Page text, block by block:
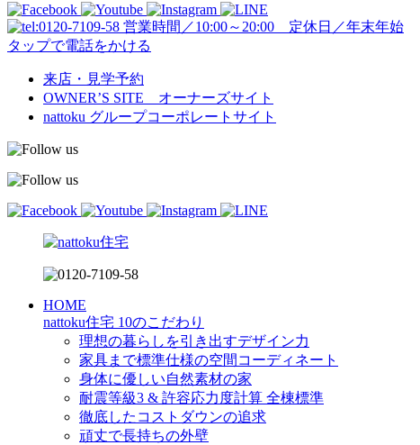
営業時間／10:00～20:00 定休日／年末年始
タップで電話をかける
来店・見学予約
OWNER’S SITE オーナーズサイト
nattoku グループコーポレートサイト
HOME
nattoku住宅 10のこだわり
理想の暮らしを引き出すデザイン力
家具まで標準仕様の空間コーディネート
身体に優しい自然素材の家
耐震等級3 & 許容応力度計算 全棟標準
徹底したコストダウンの追求
頑丈で長持ちの外壁